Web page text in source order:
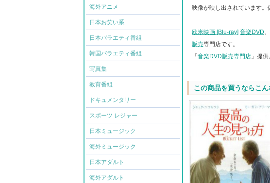
海外アニメ
日本お笑い系
日本バラエティ番組
韓国バラエティ番組
写真集
教育番組
ドキュメンタリー
スポーツ レジャー
日本ミュージック
海外ミュージック
日本アダルト
海外アダルト
映像が映し出されています。
欧米映画 [Blu-ray] 音楽DVD、
販売専門店です。
「 音楽DVD販売専門店 」提供
この商品を買うならこ